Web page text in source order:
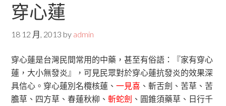
穿心蓮
18 12 月, 2013 by admin
穿心蓮是台灣民間常用的中藥，甚至有俗語：『家有穿心
蓮，大小無發炎』，可見民眾對於穿心蓮抗發炎的效果深
具信心。穿心蓮別名欖核蓮、一見喜 、斬舌劍、苦草、苦
膽草、四方草、春蓮秋柳、斬蛇劍 、圓錐須藥草、日行千